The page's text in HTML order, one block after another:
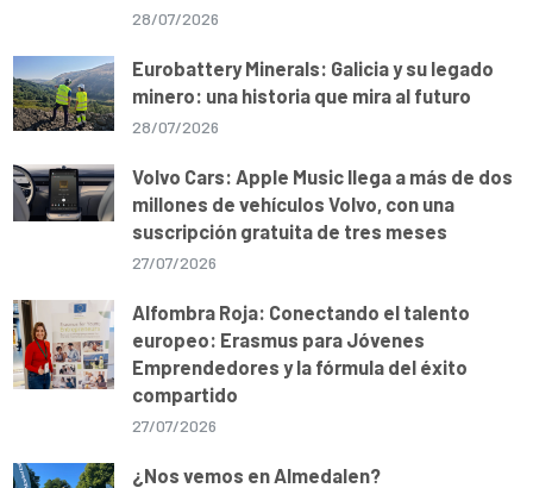
28/07/2026
Eurobattery Minerals: Galicia y su legado
minero: una historia que mira al futuro
28/07/2026
Volvo Cars: Apple Music llega a más de dos
millones de vehículos Volvo, con una
suscripción gratuita de tres meses
27/07/2026
Alfombra Roja: Conectando el talento
europeo: Erasmus para Jóvenes
Emprendedores y la fórmula del éxito
compartido
27/07/2026
¿Nos vemos en Almedalen?